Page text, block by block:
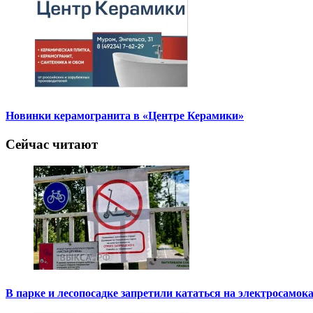
Новинки керамогранита в «Центре Керамики»
Сейчас читают
В парке и лесопосадке запретили кататься на